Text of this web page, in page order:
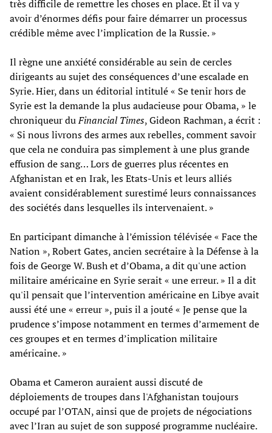
très difficile de remettre les choses en place. Et il va y
avoir d’énormes défis pour faire démarrer un processus
crédible même avec l’implication de la Russie. »
Il règne une anxiété considérable au sein de cercles
dirigeants au sujet des conséquences d’une escalade en
Syrie. Hier, dans un éditorial intitulé « Se tenir hors de
Syrie est la demande la plus audacieuse pour Obama, » le
chroniqueur duFinancial Times, Gideon Rachman, a écrit :
« Si nous livrons des armes aux rebelles, comment savoir
que cela ne conduira pas simplement à une plus grande
effusion de sang… Lors de guerres plus récentes en
Afghanistan et en Irak, les Etats-Unis et leurs alliés
avaient considérablement surestimé leurs connaissances
des sociétés dans lesquelles ils intervenaient. »
En participant dimanche à l’émission télévisée « Face the
Nation », Robert Gates, ancien secrétaire à la Défense à la
fois de George W. Bush et d’Obama, a dit qu'une action
militaire américaine en Syrie serait « une erreur. » Il a dit
qu'il pensait que l’intervention américaine en Libye avait
aussi été une « erreur », puis il a jouté « Je pense que la
prudence s’impose notamment en termes d’armement de
ces groupes et en termes d’implication militaire
américaine. »
Obama et Cameron auraient aussi discuté de
déploiements de troupes dans l'Afghanistan toujours
occupé par l’OTAN, ainsi que de projets de négociations
avec l’Iran au sujet de son supposé programme nucléaire.